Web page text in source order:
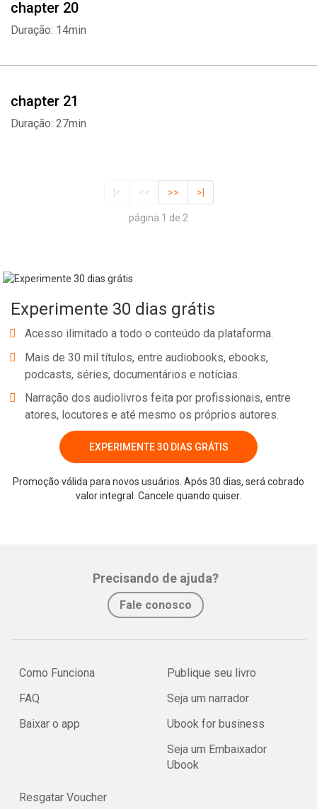
chapter 20
Duração: 14min
chapter 21
Duração: 27min
|< << >> >|
página 1 de 2
Experimente 30 dias grátis
Acesso ilimitado a todo o conteúdo da plataforma.
Mais de 30 mil títulos, entre audiobooks, ebooks,
podcasts, séries, documentários e notícias.
Narração dos audiolivros feita por profissionais, entre
atores, locutores e até mesmo os próprios autores.
EXPERIMENTE 30 DIAS GRÁTIS
Promoção válida para novos usuários. Após 30 dias, será cobrado
valor integral. Cancele quando quiser.
Precisando de ajuda?
Fale conosco
Como Funciona
FAQ
Baixar o app
Publique seu livro
Seja um narrador
Ubook for business
Seja um Embaixador
Ubook
Resgatar Voucher